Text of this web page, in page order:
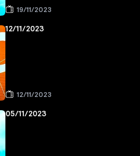
19/11/2023
12/11/2023
12/11/2023
05/11/2023